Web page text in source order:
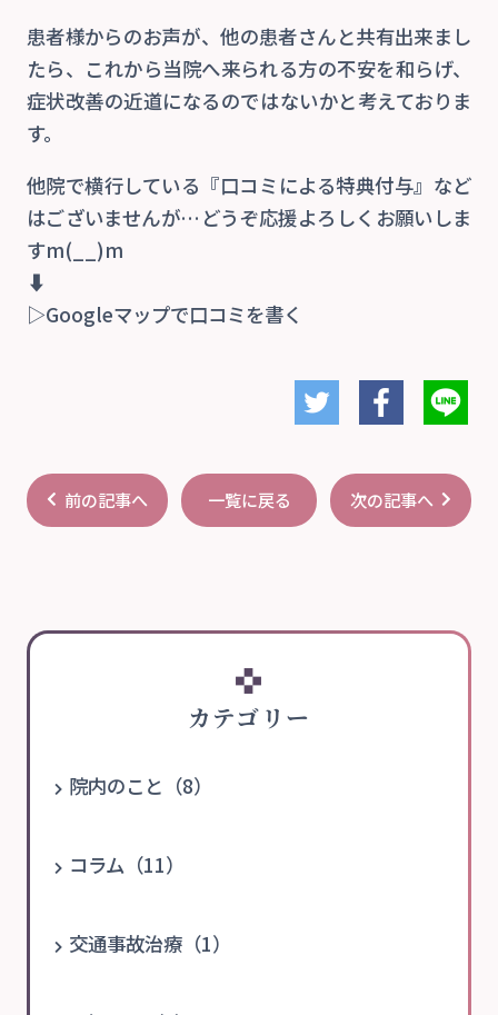
患者様からのお声が、他の患者さんと共有出来まし
たら、これから当院へ来られる方の不安を和らげ、
症状改善の近道になるのではないかと考えておりま
す。
他院で横行している『口コミによる特典付与』など
はございませんが…どうぞ応援よろしくお願いしま
すm(__)m
⬇
▷Googleマップで口コミを書く
前の記事へ 一覧に戻る 次の記事へ
カテゴリー
院内のこと（8）
コラム（11）
交通事故治療（1）